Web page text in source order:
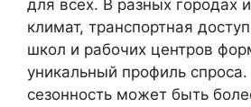
для всех. В разных городах
климат, транспортная
школ и рабочих центров
уникальный профиль
сезонность может быть